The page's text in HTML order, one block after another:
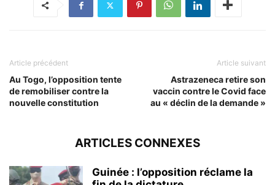
Article précédent
Au Togo, l’opposition tente
de remobiliser contre la
nouvelle constitution
Article suivant
Astrazeneca retire son
vaccin contre le Covid face
au « déclin de la demande »
ARTICLES CONNEXES
Guinée : l’opposition réclame la